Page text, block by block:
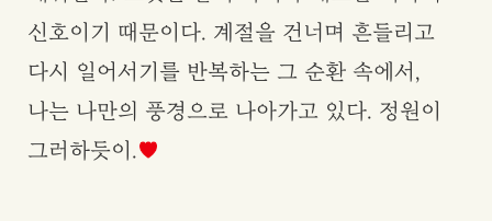
신호이기 때문이다. 계절을 건너며 흔들리고
다시 일어서기를 반복하는 그 순환 속에서,
나는 나만의 풍경으로 나아가고 있다. 정원이
그러하듯이.